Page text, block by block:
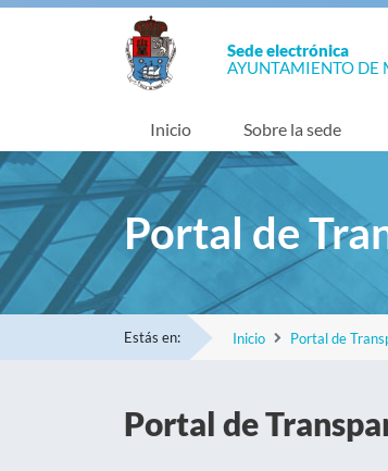
Sede electrónica
AYUNTAMIENTO DE
Inicio Sobre la sede
Portal de
Estás en: Inicio Portal de
Portal de